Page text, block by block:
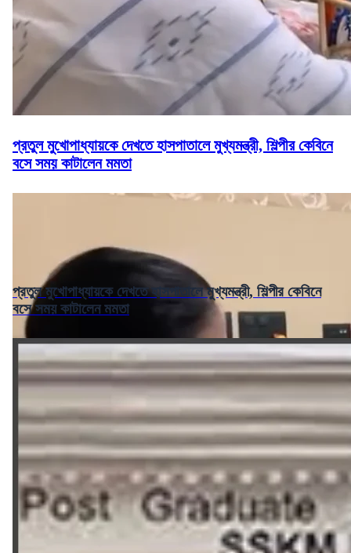
প্রতুল মুখোপাধ্যায়কে দেখতে হাসপাতালে মুখ্যমন্ত্রী, শিল্পীর কেবিনে
বসে সময় কাটালেন মমতা
প্রতুল মুখোপাধ্যায়কে দেখতে হাসপাতালে মুখ্যমন্ত্রী, শিল্পীর কেবিনে
বসে সময় কাটালেন মমতা